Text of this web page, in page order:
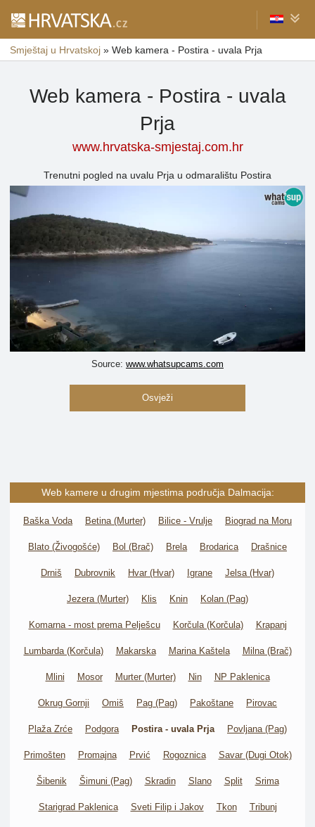
Smještaj u Hrvatskoj » Web kamera - Postira - uvala Prja
Web kamera - Postira - uvala
Prja
www.hrvatska-smjestaj.com.hr
Trenutni pogled na uvalu Prja u odmaralištu Postira
Source: www.whatsupcams.com
Osvježi
Web kamere u drugim mjestima područja Dalmacija:
Baška Voda Betina (Murter) Bilice - Vrulje Biograd na Moru
Blato (Živogošće) Bol (Brač) Brela Brodarica Drašnice
Drniš Dubrovnik Hvar (Hvar) Igrane Jelsa (Hvar)
Jezera (Murter) Klis Knin Kolan (Pag)
Komarna - most prema Pelješcu Korčula (Korčula) Krapanj
Lumbarda (Korčula) Makarska Marina Kaštela Milna (Brač)
Mlini Mosor Murter (Murter) Nin NP Paklenica
Okrug Gornji Omiš Pag (Pag) Pakoštane Pirovac
Plaža Zrće Podgora Postira - uvala Prja Povljana (Pag)
Primošten Promajna Prvić Rogoznica Savar (Dugi Otok)
Šibenik Šimuni (Pag) Skradin Slano Split Srima
Starigrad Paklenica Sveti Filip i Jakov Tkon Tribunj